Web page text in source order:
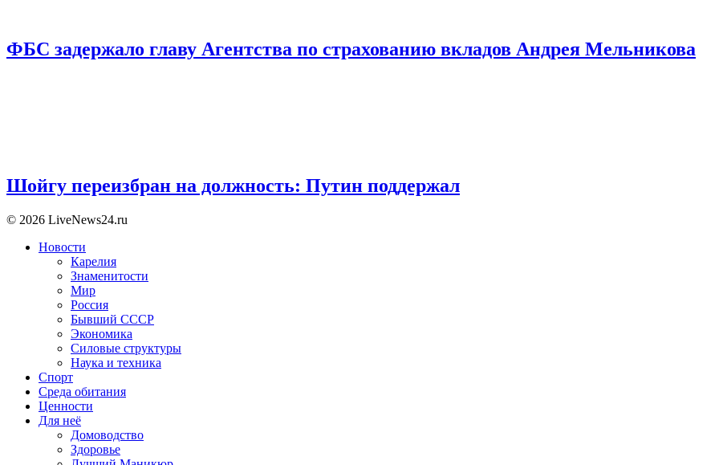
ФБС задержало главу Агентства по страхованию вкладов Андрея Мельникова
Шойгу переизбран на должность: Путин поддержал
© 2026 LiveNews24.ru
Новости
Карелия
Знаменитости
Мир
Россия
Бывший СССР
Экономика
Силовые структуры
Наука и техника
Спорт
Среда обитания
Ценности
Для неё
Домоводство
Здоровье